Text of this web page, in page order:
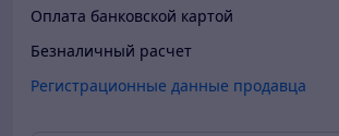
Оплата банковской картой
Безналичный расчет
Регистрационные данные продавца